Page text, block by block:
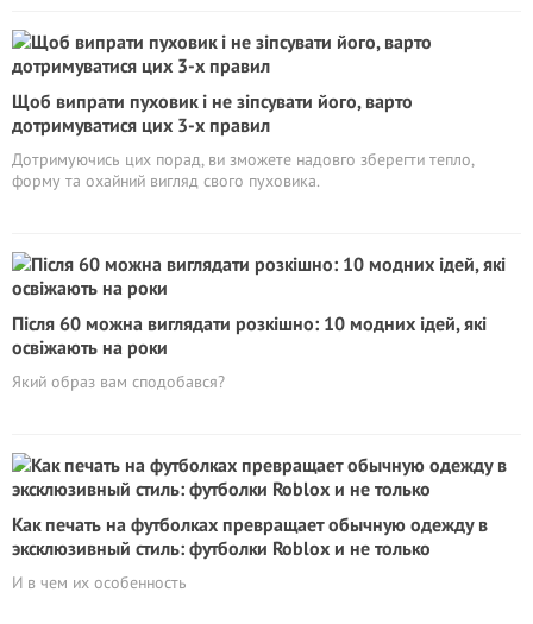
Щоб випрати пуховик і не зіпсувати його, варто
дотримуватися цих 3-х правил
Дотримуючись цих порад, ви зможете надовго зберегти тепло,
форму та охайний вигляд свого пуховика.
Після 60 можна виглядати розкішно: 10 модних ідей, які
освіжають на роки
Який образ вам сподобався?
Как печать на футболках превращает обычную одежду в
эксклюзивный стиль: футболки Roblox и не только
И в чем их особенность